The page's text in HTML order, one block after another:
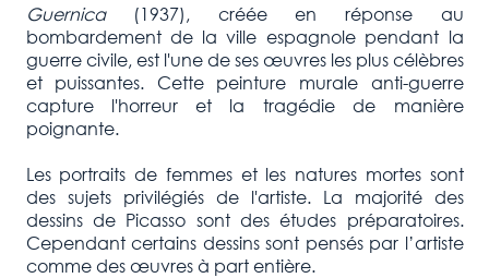
Guernica(1937), créée en réponse au
bombardement de la ville espagnole pendant la
guerre civile, est l'une de ses œuvres les plus célèbres
et puissantes. Cette peinture murale anti-guerre
capture l'horreur et la tragédie de manière
poignante.
Les portraits de femmes et les natures mortes sont
des sujets privilégiés de l'artiste. La majorité des
dessins de Picasso sont des études préparatoires.
Cependant certains dessins sont pensés par l’artiste
comme des œuvres à part entière.